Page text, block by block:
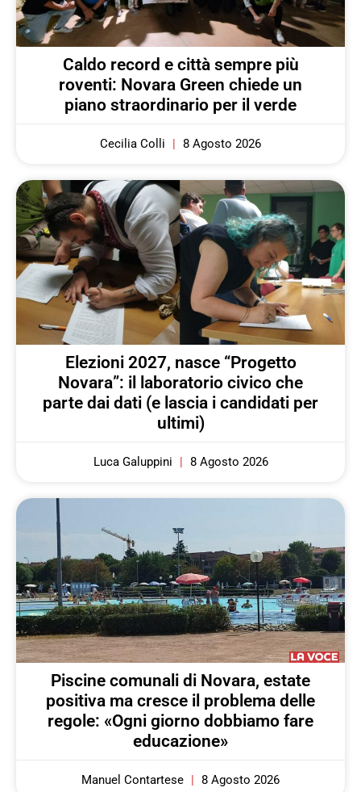
Caldo record e città sempre più
roventi: Novara Green chiede un
piano straordinario per il verde
Cecilia Colli 8 Agosto 2026
Elezioni 2027, nasce “Progetto
Novara”: il laboratorio civico che
parte dai dati (e lascia i candidati per
ultimi)
Luca Galuppini 8 Agosto 2026
Piscine comunali di Novara, estate
positiva ma cresce il problema delle
regole: «Ogni giorno dobbiamo fare
educazione»
Manuel Contartese 8 Agosto 2026